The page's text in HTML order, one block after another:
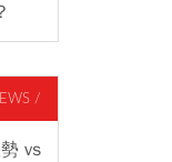
/
vs